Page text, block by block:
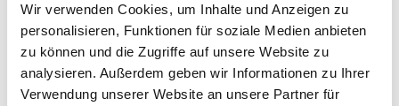
Wir verwenden Cookies, um Inhalte und Anzeigen zu
personalisieren, Funktionen für soziale Medien anbieten
zu können und die Zugriffe auf unsere Website zu
analysieren. Außerdem geben wir Informationen zu Ihrer
Verwendung unserer Website an unsere Partner für